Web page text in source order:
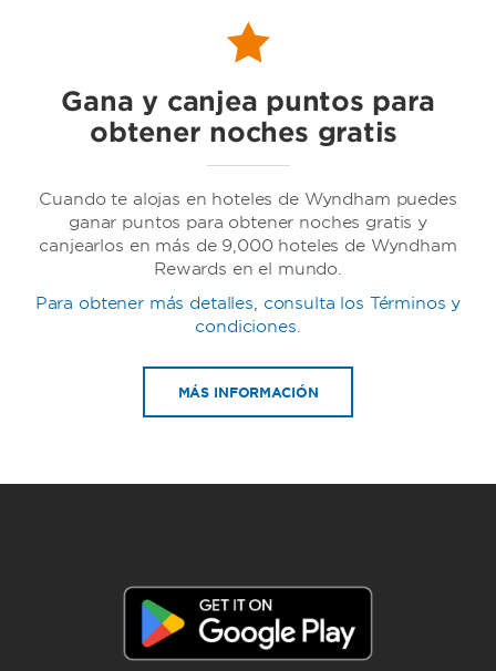
TRYP by Wyndham
Gana y canjea puntos para
obtener noches gratis
Cuando te alojas en hoteles de Wyndham puedes
ganar puntos para obtener noches gratis y
canjearlos en más de 9,000 hoteles de Wyndham
Rewards en el mundo.
Para obtener más detalles, consulta los Términos y
condiciones.
MÁS INFORMACIÓN